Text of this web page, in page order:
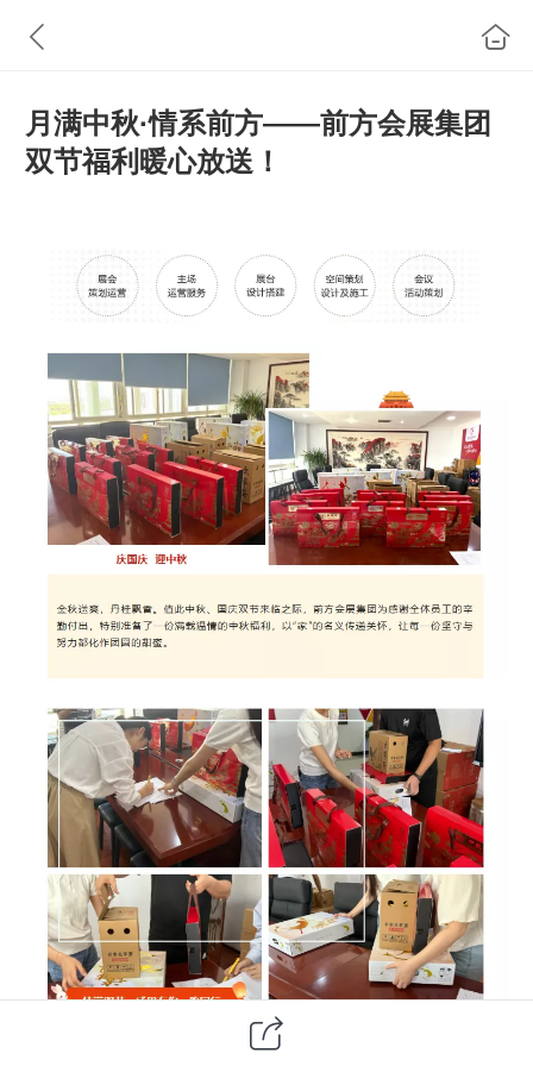
月满中秋·情系前方——前方会展集团
双节福利暖心放送！